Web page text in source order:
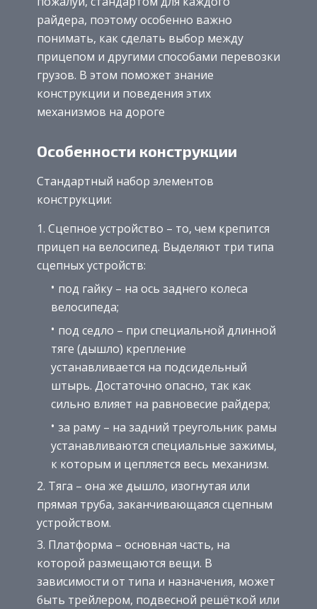
райдера, поэтому особенно важно
понимать, как сделать выбор между
прицепом и другими способами перевозки
грузов. В этом поможет знание
конструкции и поведения этих
механизмов на дороге
Особенности конструкции
Стандартный набор элементов
конструкции:
Сцепное устройство – то, чем крепится
прицеп на велосипед. Выделяют три типа
сцепных устройств:
под гайку – на ось заднего колеса
велосипеда;
под седло – при специальной длинной
тяге (дышло) крепление
устанавливается на подсидельный
штырь. Достаточно опасно, так как
сильно влияет на равновесие райдера;
за раму – на задний треугольник рамы
устанавливаются специальные зажимы,
к которым и цепляется весь механизм.
Тяга – она же дышло, изогнутая или
прямая труба, заканчивающаяся сцепным
устройством.
Платформа – основная часть, на
которой размещаются вещи. В
зависимости от типа и назначения, может
быть трейлером, подвесной решёткой или